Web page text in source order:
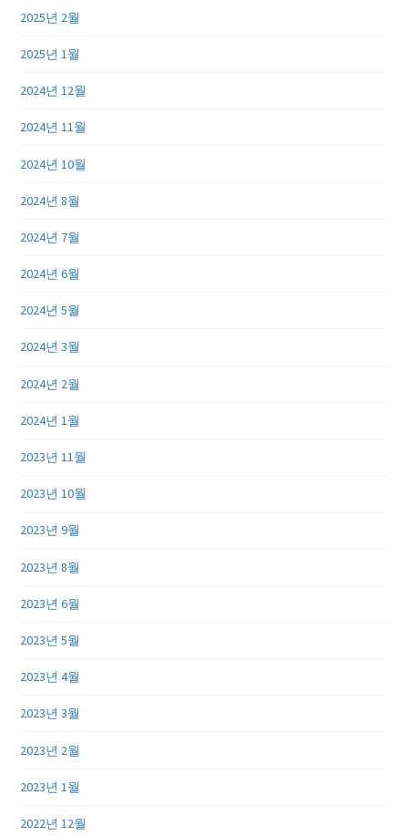
2025년 2월
2025년 1월
2024년 12월
2024년 11월
2024년 10월
2024년 8월
2024년 7월
2024년 6월
2024년 5월
2024년 3월
2024년 2월
2024년 1월
2023년 11월
2023년 10월
2023년 9월
2023년 8월
2023년 6월
2023년 5월
2023년 4월
2023년 3월
2023년 2월
2023년 1월
2022년 12월